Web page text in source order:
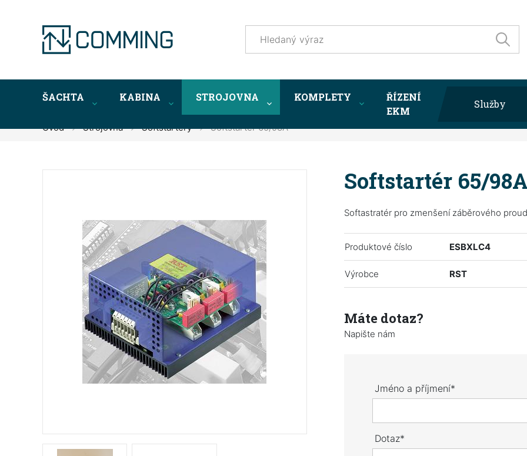
ŠACHTA KABINA STROJOVNA KOMPLETY
ŘÍZENÍ
EKM
Služby
Úvod Strojovna Softstartéry Softstartér 65/98A
Softstartér 65/
Softastratér pro zmenšení záběrového
Produktové číslo ESBXLC4
Výrobce RST
Máte dotaz?
Napište nám
Jméno a příjmení*
Dotaz*